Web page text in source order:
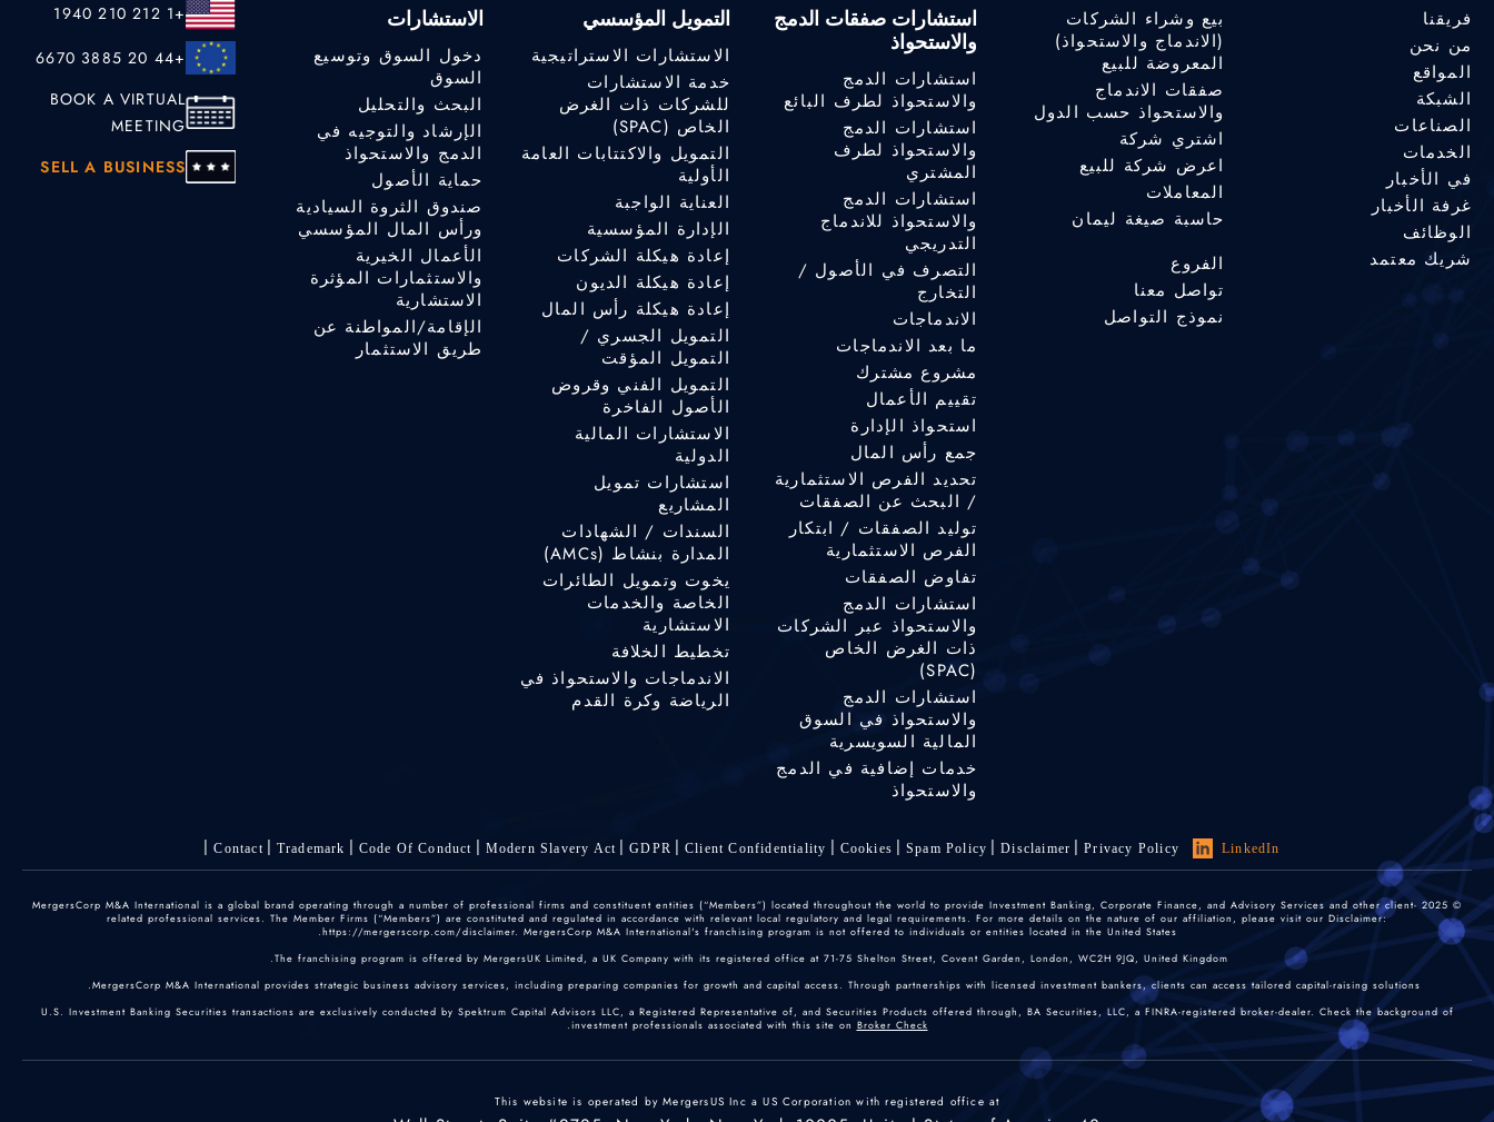
فريقنا
من نحن
المواقع
الشبكة
الصناعات
الخدمات
في الأخبار
غرفة الأخبار
الوظائف
شريك معتمد
بيع وشراء الشركات
(الاندماج والاستحواذ)
المعروضة للبيع
صفقات الاندماج
والاستحواذ حسب الدول
اشتري شركة
اعرض شركة للبيع
المعاملات
حاسبة صيغة ليمان
الفروع
تواصل معنا
نموذج التواصل
استشارات صفقات الدمج
والاستحواذ
استشارات الدمج
والاستحواذ لطرف البائع
استشارات الدمج
والاستحواذ لطرف
المشتري
استشارات الدمج
والاستحواذ للاندماج
التدريجي
التصرف في الأصول /
التخارج
الاندماجات
ما بعد الاندماجات
مشروع مشترك
تقييم الأعمال
استحواذ الإدارة
جمع رأس المال
تحديد الفرص الاستثمارية
/ البحث عن الصفقات
توليد الصفقات / ابتكار
الفرص الاستثمارية
تفاوض الصفقات
استشارات الدمج
والاستحواذ عبر الشركات
ذات الغرض الخاص
(SPAC)
استشارات الدمج
والاستحواذ في السوق
المالية السويسرية
خدمات إضافية في الدمج
والاستحواذ
التمويل المؤسسي
الاستشارات الاستراتيجية
خدمة الاستشارات
للشركات ذات الغرض
الخاص (SPAC)
التمويل والاكتتابات العامة
الأولية
العناية الواجبة
الإدارة المؤسسية
إعادة هيكلة الشركات
إعادة هيكلة الديون
إعادة هيكلة رأس المال
التمويل الجسري /
التمويل المؤقت
التمويل الفني وقروض
الأصول الفاخرة
الاستشارات المالية
الدولية
استشارات تمويل
المشاريع
السندات / الشهادات
المدارة بنشاط (AMCs)
يخوت وتمويل الطائرات
الخاصة والخدمات
الاستشارية
تخطيط الخلافة
الاندماجات والاستحواذ في
الرياضة وكرة القدم
الاستشارات
دخول السوق وتوسيع
السوق
البحث والتحليل
الإرشاد والتوجيه في
الدمج والاستحواذ
حماية الأصول
صندوق الثروة السيادية
ورأس المال المؤسسي
الأعمال الخيرية
والاستثمارات المؤثرة
الاستشارية
الإقامة/المواطنة عن
طريق الاستثمار
+1 212 210 1940
+44 20 3885 6670
BOOK A VIRTUAL
MEETING
SELL A BUSINESS
LinkedIn
Privacy Policy
Disclaimer
Spam Policy
Cookies
Client Confidentiality
GDPR
Modern Slavery Act
Code Of Conduct
Trademark
Contact
© 2025 MergersCorp M&A International is a global brand operating through a number of professional firms and constituent entities (“Members”) located throughout the world to provide Investment Banking, Corporate Finance, and Advisory Services and other client-
related professional services. The Member Firms (“Members”) are constituted and regulated in accordance with relevant local regulatory and legal requirements. For more details on the nature of our affiliation, please visit our Disclaimer:
https://mergerscorp.com/disclaimer. MergersCorp M&A International's franchising program is not offered to individuals or entities located in the United States.
The franchising program is offered by MergersUK Limited, a UK Company with its registered office at 71-75 Shelton Street, Covent Garden, London, WC2H 9JQ, United Kingdom.
MergersCorp M&A International provides strategic business advisory services, including preparing companies for growth and capital access. Through partnerships with licensed investment bankers, clients can access tailored capital-raising solutions.
U.S. Investment Banking Securities transactions are exclusively conducted by Spektrum Capital Advisors LLC, a Registered Representative of, and Securities Products offered through, BA Securities, LLC, a FINRA-registered broker-dealer. Check the background of
investment professionals associated with this site on Broker Check
.
This website is operated by MergersUS Inc a US Corporation with registered office at